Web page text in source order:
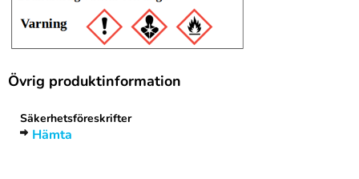
Övrig produktinformation
Säkerhetsföreskrifter
Hämta